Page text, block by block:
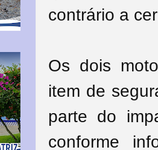
contrário a
Os dois
item de
parte do
conforme